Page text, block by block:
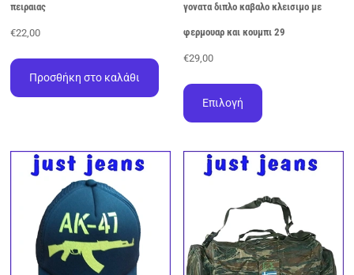
πειραιας
€22,00
Προσθήκη στο καλάθι
γονατα διπλο καβαλο κλεισιμο με
φερμουαρ και κουμπι 29
€29,00
Επιλογή
προϊόν
παραλλαγές.
Οι
επιλογές
μπορούν
να
επιλεγούν
στη